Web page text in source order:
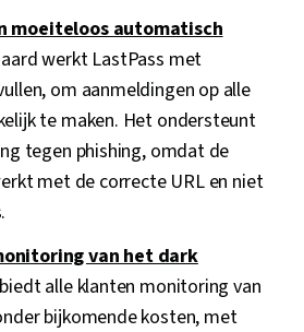
moeiteloos automatisch
werkt LastPass met
om aanmeldingen op alle
te maken. Het ondersteunt
tegen phishing, omdat de
met de correcte URL en niet
van het dark
alle klanten monitoring van
bijkomende kosten, met